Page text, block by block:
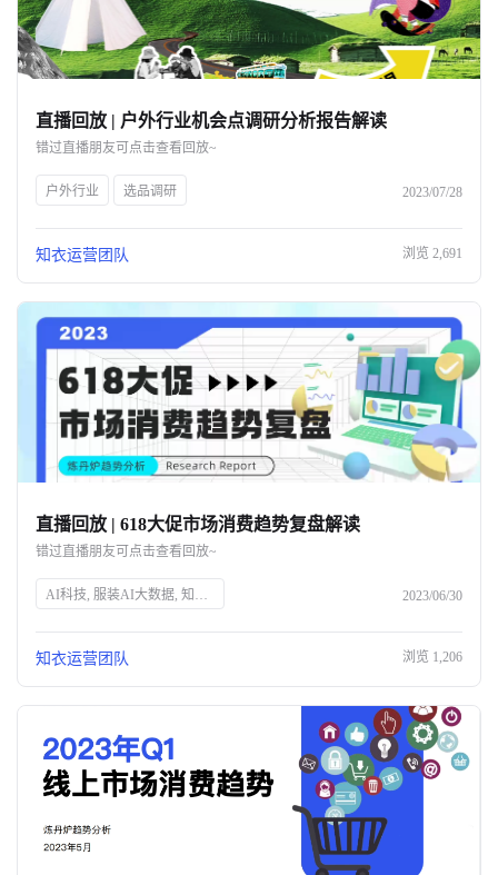
直播回放 | 户外行业机会点调研分析报告解读
错过直播朋友可点击查看回放~
户外行业 选品调研 2023/07/28
知衣运营团队 浏览 2,691
直播回放 | 618大促市场消费趋势复盘解读
错过直播朋友可点击查看回放~
AI科技, 服装AI大数据, 知衣科技, 头部企业, 人工智能, 服装行业, 数据分析, 技术创新, 智能解决方案, 时尚技术 2023/06/30
知衣运营团队 浏览 1,206